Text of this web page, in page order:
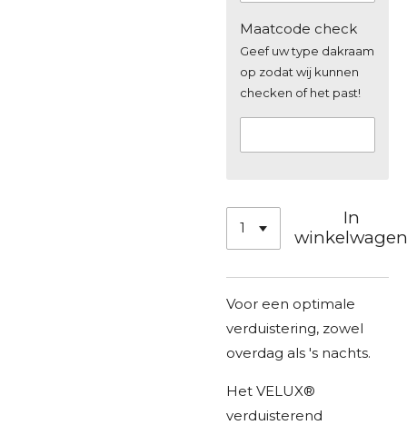
Maatcode check
Geef uw type dakraam
op zodat wij kunnen
checken of het past!
In
Voor een optimale
verduistering, zowel
overdag als 's nachts.
Het VELUX®
verduisterend